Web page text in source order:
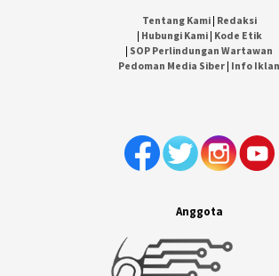
Tentang Kami| Redaksi
| Hubungi Kami| Kode Etik
| SOP Perlindungan Wartawan
Pedoman Media Siber | Info Iklan
Anggota